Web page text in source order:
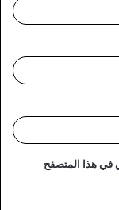
في هذا المتصفح